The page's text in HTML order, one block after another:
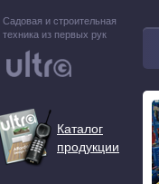
Садовая и строительная
техника из первых рук
Каталог
продукции